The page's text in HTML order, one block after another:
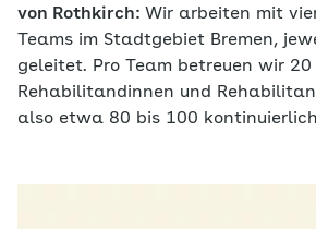
von Rothkirch: Wir arbeiten mit
Teams im Stadtgebiet Bremen,
geleitet. Pro Team betreuen wir 20
Rehabilitandinnen und
also etwa 80 bis 100